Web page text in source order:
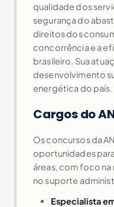
qualidade dos
segurança do
direitos dos
concorrência e a
brasileiro. Sua
desenvolvimento
energética do país.
Cargos do
Os concursos da
oportunidades
áreas, com foco
no suporte
Especialista